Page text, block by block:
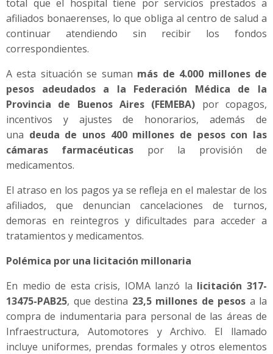
total que el hospital tiene por servicios prestados a
afiliados bonaerenses, lo que obliga al centro de salud a
continuar atendiendo sin recibir los fondos
correspondientes.
A esta situación se suman más de 4.000 millones de
pesos adeudados a la Federación Médica de la
Provincia de Buenos Aires (FEMEBA) por copagos,
incentivos y ajustes de honorarios, además de
una deuda de unos 400 millones de pesos con las
cámaras farmacéuticas por la provisión de
medicamentos.
El atraso en los pagos ya se refleja en el malestar de los
afiliados, que denuncian cancelaciones de turnos,
demoras en reintegros y dificultades para acceder a
tratamientos y medicamentos.
Polémica por una licitación millonaria
En medio de esta crisis, IOMA lanzó la licitación 317-
13475-PAB25, que destina 23,5 millones de pesos a la
compra de indumentaria para personal de las áreas de
Infraestructura, Automotores y Archivo. El llamado
incluye uniformes, prendas formales y otros elementos